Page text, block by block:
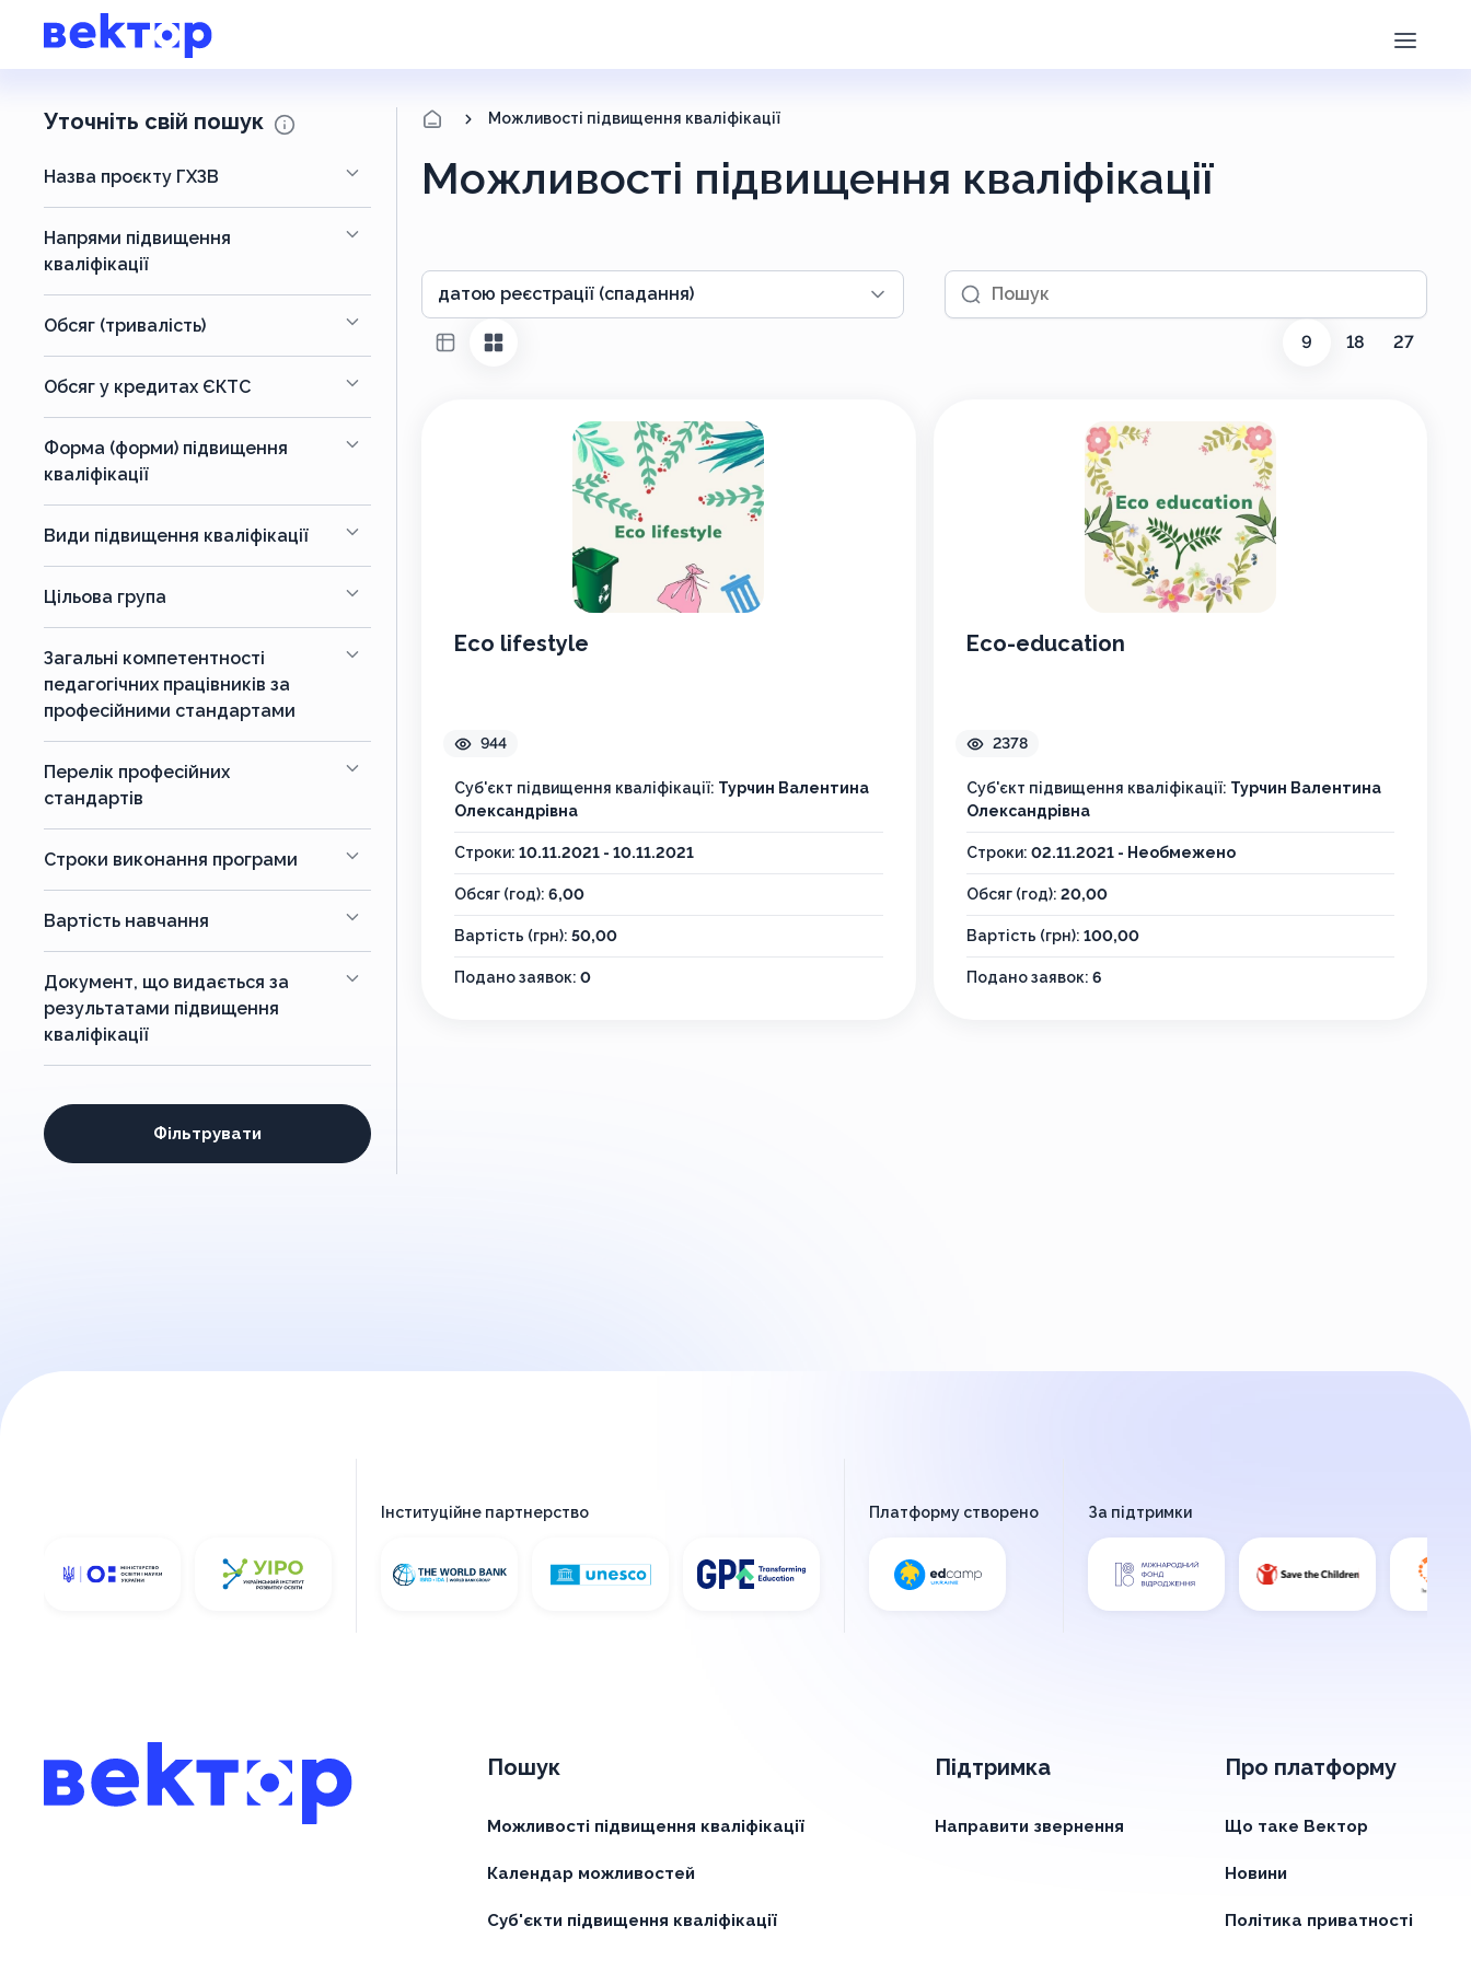
Уточніть свій пошук
Назва проєкту ГХЗВ
Напрями підвищення
кваліфікації
Обсяг (тривалість)
Обсяг у кредитах ЄКТС
Форма (форми) підвищення
кваліфікації
Види підвищення кваліфікації
Цільова група
Загальні компетентності
педагогічних працівників за
професійними стандартами
Перелік професійних
стандартів
Строки виконання програми
Вартість навчання
Документ, що видається за
результатами підвищення
кваліфікації
Фільтрувати
Можливості підвищення кваліфікації
Можливості підвищення кваліфікації
датою реєстрації (спадання)
Пошук
9 18 27
Eco lifestyle
944
Суб'єкт підвищення кваліфікації: Турчин Валентина
Олександрівна
Строки: 10.11.2021 - 10.11.2021
Обсяг (год): 6,00
Вартість (грн): 50,00
Подано заявок: 0
Eco-education
2378
Суб'єкт підвищення кваліфікації: Турчин Валентина
Олександрівна
Строки: 02.11.2021 - Необмежено
Обсяг (год): 20,00
Вартість (грн): 100,00
Подано заявок: 6
Пошук
Можливості підвищення кваліфікації
Календар можливостей
Суб'єкти підвищення кваліфікації
Підтримка
Направити звернення
Про платформу
Що таке Вектор
Новини
Політика приватності
Інституційне партнерство Платформу створено За підтримки